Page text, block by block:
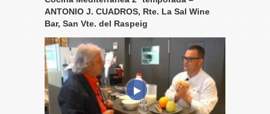
ANTONIO J. CUADROS, Rte. La Sal Wine
Bar, San Vte. del Raspeig